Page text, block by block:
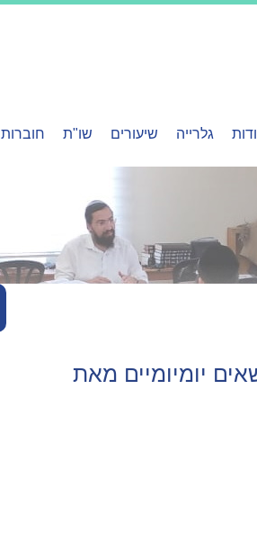
גלרייה שיעורים שו"ת חוברות
יומיומיים מאת